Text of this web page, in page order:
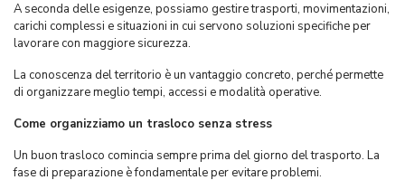
A seconda delle esigenze, possiamo gestire trasporti, movimentazioni,
carichi complessi e situazioni in cui servono soluzioni specifiche per
lavorare con maggiore sicurezza.
La conoscenza del territorio è un vantaggio concreto, perché permette
di organizzare meglio tempi, accessi e modalità operative.
Come organizziamo un trasloco senza stress
Un buon trasloco comincia sempre prima del giorno del trasporto. La
fase di preparazione è fondamentale per evitare problemi.